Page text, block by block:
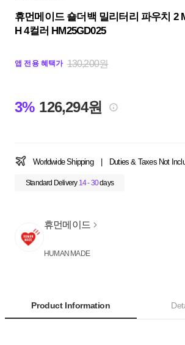
휴먼메이드 숄더백 밀리터리 파우치 2
H 4컬러 HM25GD025
앱 전용 혜택가 130,200원
3% 126,294원
Worldwide Shipping Duties & Taxes Not
Standard Delivery 14 - 30days
휴먼메이드
HUMAN MADE
Product Information